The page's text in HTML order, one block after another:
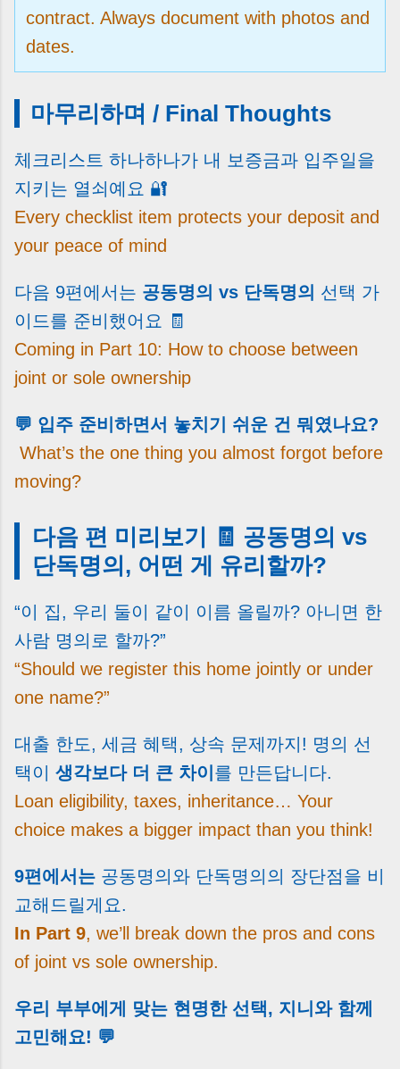
contract. Always document with photos and
dates.
마무리하며 / Final Thoughts
체크리스트 하나하나가 내 보증금과 입주일을
지키는 열쇠예요 🔐
Every checklist item protects your deposit and
your peace of mind
다음 9편에서는 공동명의 vs 단독명의 선택 가
이드를 준비했어요 🧾
Coming in Part 10: How to choose between
joint or sole ownership
💬 입주 준비하면서 놓치기 쉬운 건 뭐였나요?
What’s the one thing you almost forgot before
moving?
다음 편 미리보기 🧾 공동명의 vs
단독명의, 어떤 게 유리할까?
“이 집, 우리 둘이 같이 이름 올릴까? 아니면 한
사람 명의로 할까?”
“Should we register this home jointly or under
one name?”
대출 한도, 세금 혜택, 상속 문제까지! 명의 선
택이 생각보다 더 큰 차이 를 만든답니다.
Loan eligibility, taxes, inheritance… Your
choice makes a bigger impact than you think!
9편에서는 공동명의와 단독명의의 장단점을 비
교해드릴게요.
In Part 9, we’ll break down the pros and cons
of joint vs sole ownership.
우리 부부에게 맞는 현명한 선택, 지니와 함께
고민해요! 💬